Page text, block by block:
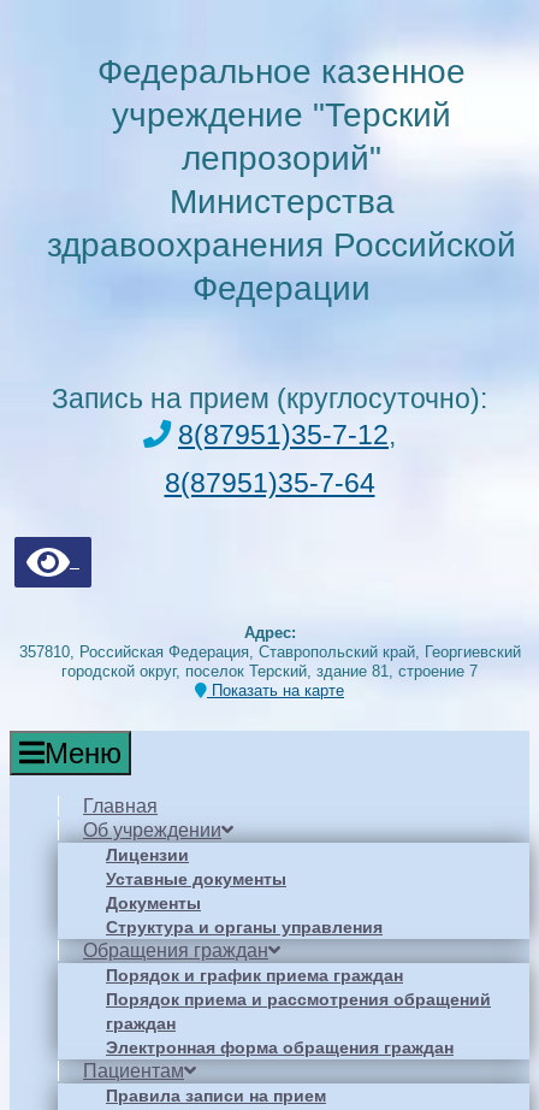
содержимомуФедеральное казенное
учреждение "Терский
лепрозорий"
Министерства
здравоохранения Российской
Федерации
Запись на прием (круглосуточно):
8(87951)35-7-12,
8(87951)35-7-64
Адрес:
357810, Российская Федерация, Ставропольский край, Георгиевский
городской округ, поселок Терский, здание 81, строение 7
Показать на карте
Меню
Главная
Об учреждении
Лицензии
Уставные документы
Документы
Структура и органы управления
Обращения граждан
Порядок и график приема граждан
Порядок приема и рассмотрения обращений
граждан
Электронная форма обращения граждан
Пациентам
Правила записи на прием